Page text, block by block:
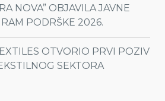
NOVA” OBJAVILA JAVNE
PODRŠKE 2026.
OTVORIO PRVI POZIV
SEKTORA